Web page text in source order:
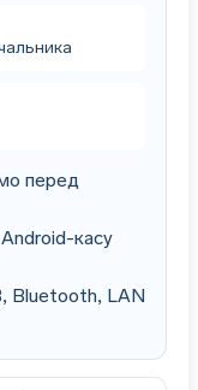
перед
касу
Bluetooth, LAN